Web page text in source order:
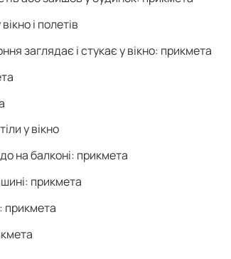
і полетів
заглядає і стукає у вікно: прикмета
у вікно
на балконі: прикмета
прикмета
прикмета